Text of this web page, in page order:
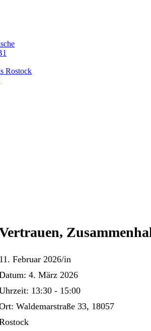
Rostock
11. Februar 2026/in
4. März 2026
13:30 - 15:00
Waldemarstraße 33, 18057